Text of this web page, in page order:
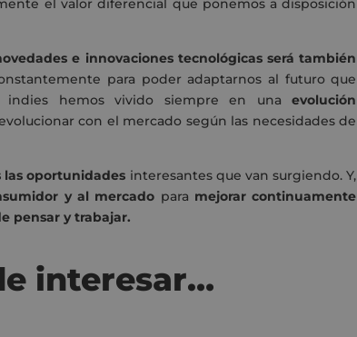
el valor diferencial que ponemos a disposición
e innovaciones tecnológicas será también
para poder adaptarnos al futuro que
indies hemos vivido siempre en unaevolución
con el mercado según las necesidades de
oportunidades interesantes que van surgiendo. Y,
y al mercado para mejorar continuamente
pensar y trabajar.
interesar…